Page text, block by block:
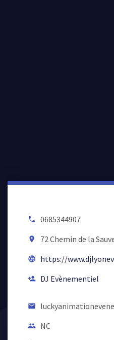
local_phone 0685344907
room 72 Chemin de la
language https://
person_add DJ Evènementiel
email
people NC